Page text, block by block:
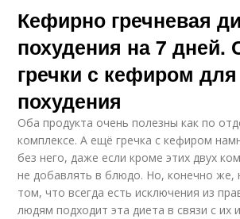
Кефирно гречневая
похудения на 7 дней.
гречки с кефиром для
похудения
Оба продукта очень полезны как по
комплексе. А ещё гречка с кефиром
без него, даже если кроме этих двух
не добавлять в блюдо. Но, конечно же,
том, что всегда есть исключения из
людям подходит эта диета в связи с их